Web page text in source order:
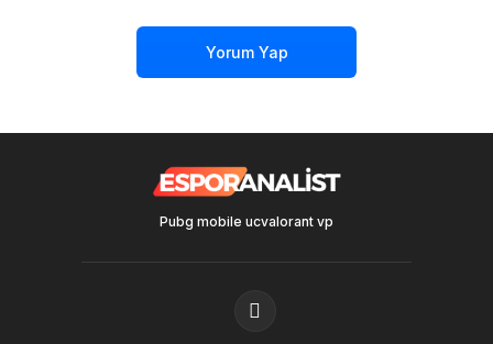
Yorum Yap
Pubg mobile ucvalorant vp